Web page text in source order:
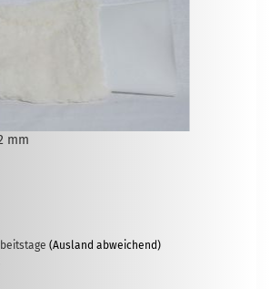
mm
(Ausland abweichend)